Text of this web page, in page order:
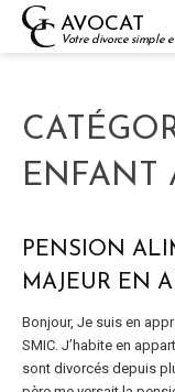
Skip
AVOCAT
Votre divorce simple
ENFANT
PENSION
MAJEUR EN
Bonjour, Je suis en
SMIC. J’habite en
sont divorcés depuis